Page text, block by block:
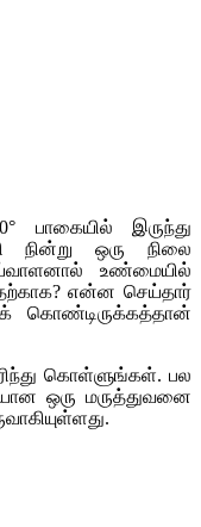
பாகையில் இருந்து
நின்று ஒரு நிலை
உண்மையில்
என்ன செய்தார்
கொண்டிருக்கத்தான்
கொள்ளுங்கள். பல
ஒரு மருத்துவனை